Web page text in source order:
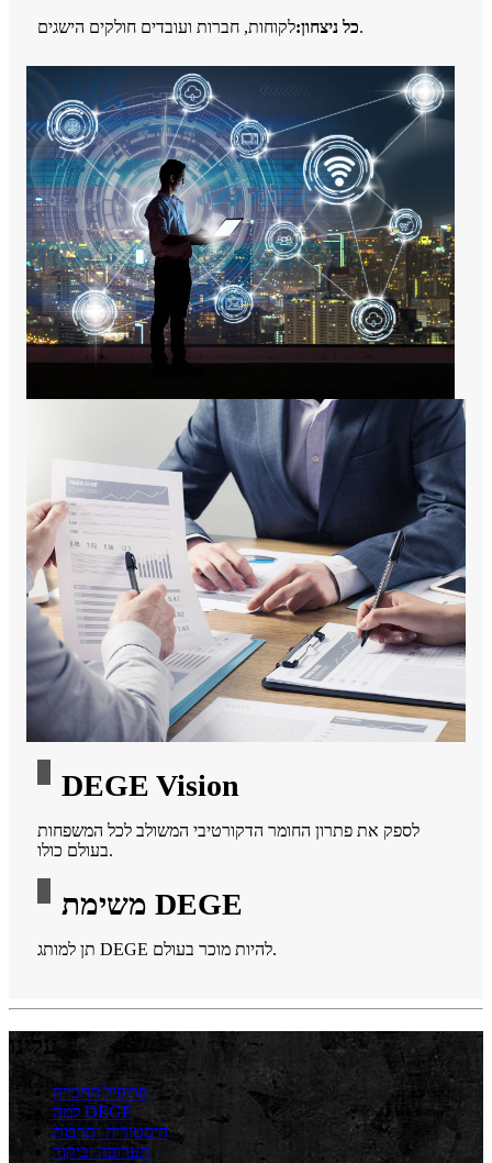
כל ניצחון:לקוחות, חברות ועובדים חולקים הישגים.
DEGE Vision
לספק את פתרון החומר הדקורטיבי המשולב לכל המשפחות
בעולם כולו.
משימת DEGE
תן למותג DEGE להיות מוכר בעולם.
עלינו
פרופיל החברה
למה DEGE
היסטוריה ותרבות
תערוכה וביקור